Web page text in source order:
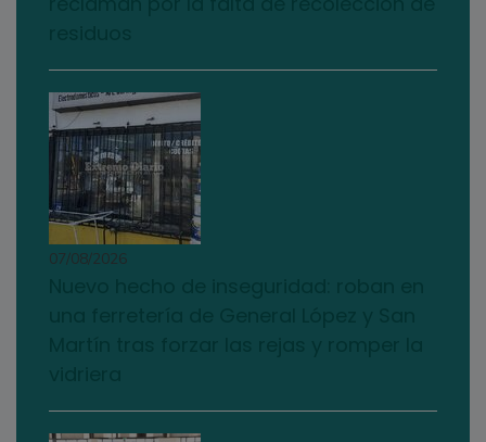
07/08/2026